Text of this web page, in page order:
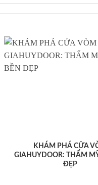
KHÁM PHÁ CỬA
GIAHUYDOOR: THẨM
ĐẸP